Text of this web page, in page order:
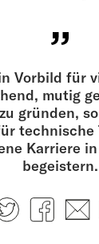
Vorbild für
mutig
gründen,
technische
Karriere
begeistern.
Twitter